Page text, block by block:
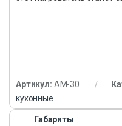
Артикул: AM-30
кухонные
Габариты